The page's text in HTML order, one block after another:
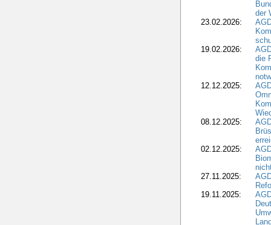
der
23.02.2026:
19.02.2026:
die
12.12.2025:
08.12.2025:
02.12.2025:
27.11.2025:
19.11.2025: